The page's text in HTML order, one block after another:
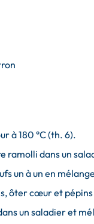
à 180 °C (th. 6).
ramolli dans un
un à un en
ôter cœur et
un saladier et